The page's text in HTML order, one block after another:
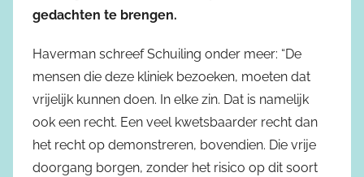
gedachten te brengen.
Haverman schreef Schuiling onder meer: “De
mensen die deze kliniek bezoeken, moeten dat
vrijelijk kunnen doen. In elke zin. Dat is namelijk
ook een recht. Een veel kwetsbaarder recht dan
het recht op demonstreren, bovendien. Die vrije
doorgang borgen, zonder het risico op dit soort